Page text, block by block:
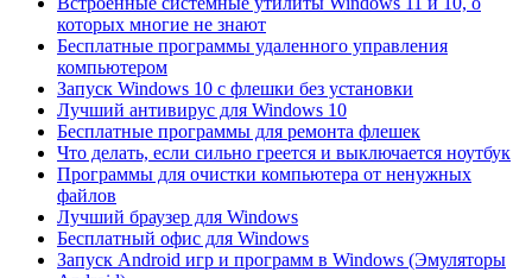
которых многие не знают
Бесплатные программы удаленного управления
компьютером
Запуск Windows 10 с флешки без установки
Лучший антивирус для Windows 10
Бесплатные программы для ремонта флешек
Что делать, если сильно греется и выключается ноутбук
Программы для очистки компьютера от ненужных
файлов
Лучший браузер для Windows
Бесплатный офис для Windows
Запуск Android игр и программ в Windows (Эмуляторы